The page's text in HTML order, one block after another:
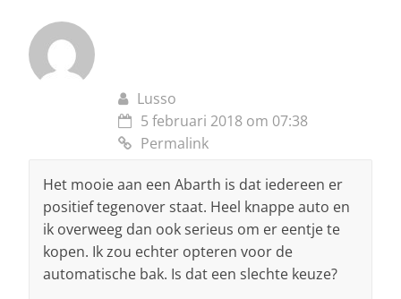
Lusso
5 februari 2018 om 07:38
Permalink
Het mooie aan een Abarth is dat iedereen er
positief tegenover staat. Heel knappe auto en
ik overweeg dan ook serieus om er eentje te
kopen. Ik zou echter opteren voor de
automatische bak. Is dat een slechte keuze?